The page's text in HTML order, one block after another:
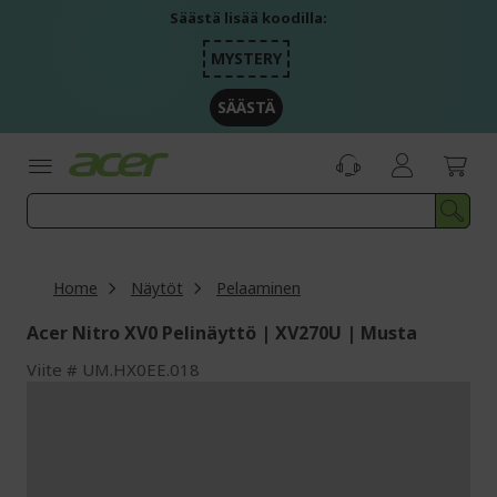
Säästä lisää koodilla:
MYSTERY
SÄÄSTÄ
Home Näytöt Pelaaminen
Acer Nitro XV0 Pelinäyttö | XV270U | Musta
Viite UM.HX0EE.018